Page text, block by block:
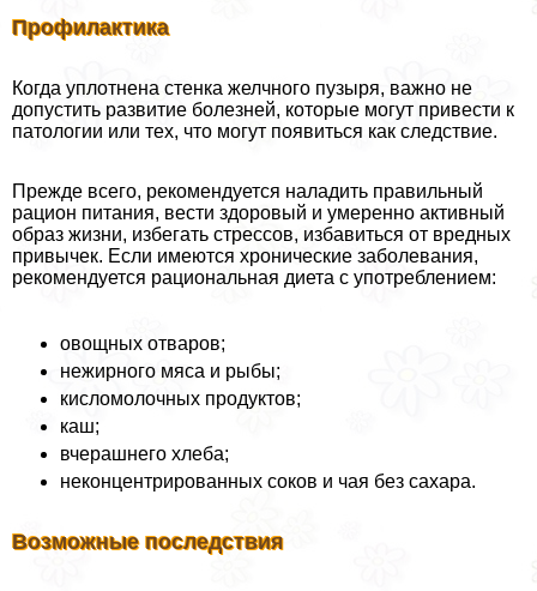
Профилактика
Когда уплотнена стенка желчного пузыря, важно не
допустить развитие болезней, которые могут привести к
патологии или тех, что могут появиться как следствие.
Прежде всего, рекомендуется наладить правильный
рацион питания, вести здоровый и умеренно активный
образ жизни, избегать стрессов, избавиться от вредных
привычек. Если имеются хронические заболевания,
рекомендуется рациональная диета с употрeблением:
овощных отваров;
нежирного мяса и рыбы;
кисломолочных продуктов;
каш;
вчерашнего хлеба;
неконцентрированных соков и чая без сахара.
Возможные последствия